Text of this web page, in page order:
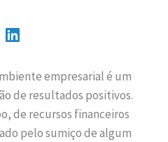
empresarial é um
de resultados positivos.
de recursos financeiros
pelo sumiço de algum